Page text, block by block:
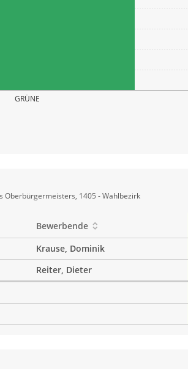
GRÜNE
1405 - Wahlbezirk
Bewerbende
Krause, Dominik
Reiter, Dieter